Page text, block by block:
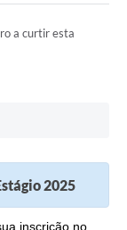
a curtir esta
2025
inscrição no